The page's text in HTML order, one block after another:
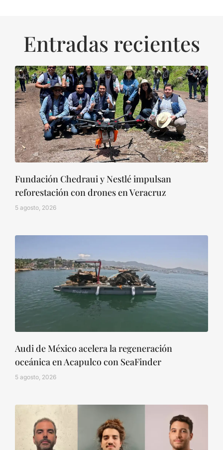
Entradas recientes
Fundación Chedraui y Nestlé impulsan
reforestación con drones en Veracruz
5 agosto, 2026
Audi de México acelera la regeneración
oceánica en Acapulco con SeaFinder
5 agosto, 2026